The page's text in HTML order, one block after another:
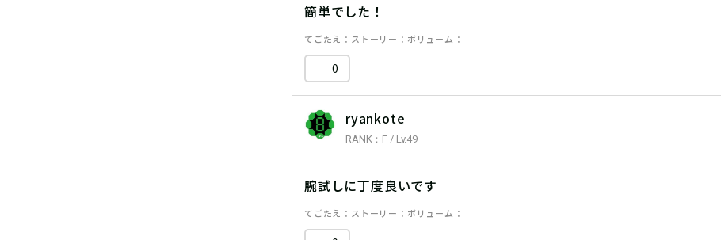
簡単でした！
てごたえ ストーリー ボリューム
0
ryankote
RANK：F / Lv.49
腕試しに丁度良いです
てごたえ ストーリー ボリューム